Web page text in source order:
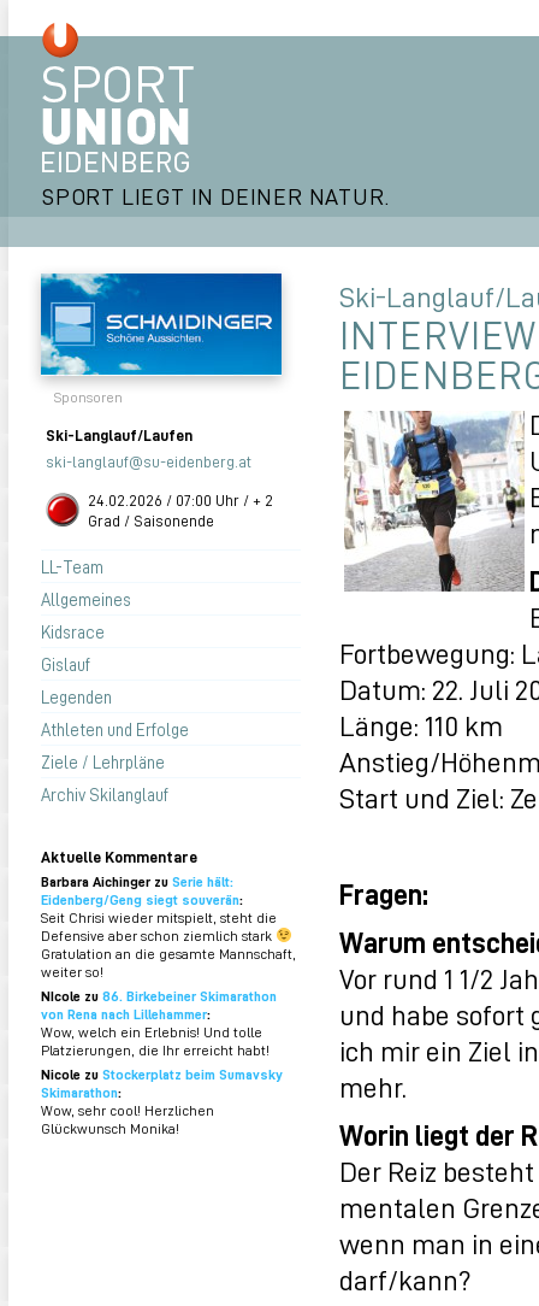
SPORT LIEGT IN DEINER NATUR.
Sponsoren
Ski-Langlauf/Laufen
ski-langlauf@su-eidenberg.at
24.02.2026 / 07:00 Uhr / + 2
Grad / Saisonende
LL-Team
Allgemeines
Kidsrace
Gislauf
Legenden
Athleten und Erfolge
Ziele / Lehrpläne
Archiv Skilanglauf
Aktuelle Kommentare
Barbara Aichinger zu Serie hält:
Eidenberg/Geng siegt souverän:
Seit Chrisi wieder mitspielt, steht die
Defensive aber schon ziemlich stark
Gratulation an die gesamte Mannschaft,
weiter so!
NIcole zu 86. Birkebeiner Skimarathon
von Rena nach Lillehammer:
Wow, welch ein Erlebnis! Und tolle
Platzierungen, die Ihr erreicht habt!
Nicole zu Stockerplatz beim Sumavsky
Skimarathon:
Wow, sehr cool! Herzlichen
Glückwunsch Monika!
Ski-Langlauf/
Fortbewegung:
Datum: 22. Juli
Länge: 110 km
Anstieg/
Start und Ziel:
Fragen:
Warum
Vor rund 1 1/2
und habe
ich mir ein Ziel
mehr.
Worin liegt der
Der Reiz
mentalen
wenn man in
darf/kann?